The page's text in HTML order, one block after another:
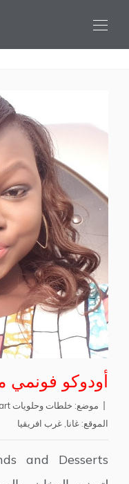
أودوكو فونمي
موضع: خلطات وحلويات Funmart
الموقع: غانا غرب افريقيا